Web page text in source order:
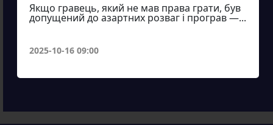
Якщо гравець, який не мав права грати, був
допущений до азартних розваг і програв —...
2025-10-16 09:00